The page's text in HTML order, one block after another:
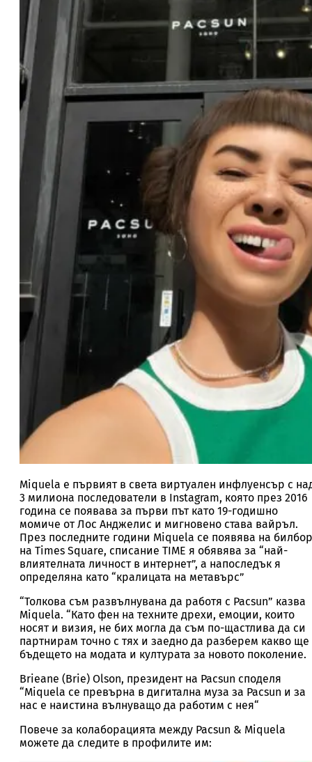
Miquela е първият в света виртуален инфлуенсър с
3 милиона последователи в Instagram, която през 2016
година се появава за първи път като 19-годишно
момиче от Лос Анджелис и мигновено става вайръл.
През последните години Miquela се появява на
на Times Square, списание TIME я обявява за “най-
влиятелната личност в интернет”, а напоследък я
определяна като “кралицата на метавърс”
“Толкова съм развълнувана да работя с Pacsun” казва
Miquela. “Като фен на техните дрехи, емоции, които
носят и визия, не бих могла да съм по-щастлива да си
партнирам точно с тях и заедно да разберем какво ще
бъдещето на модата и културата за новото поколение.
Brieane (Brie) Olson, президент на Pacsun споделя
“Miquela се превърна в дигитална муза за Pacsun и за
нас е наистина вълнуващо да работим с нея“
Повече за колаборацията между Pacsun & Miquela
можете да следите в профилите им: